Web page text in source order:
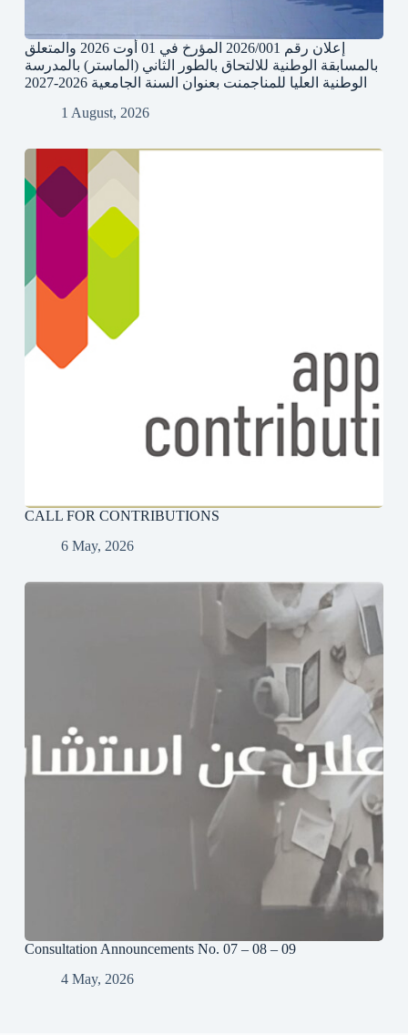
إعلان رقم 2026/001 المؤرخ في 01 أوت 2026 والمتعلق
بالمسابقة الوطنية للالتحاق بالطور الثاني (الماستر) بالمدرسة
الوطنية العليا للمناجمنت بعنوان السنة الجامعية 2026-2027
1 August, 2026
CALL FOR CONTRIBUTIONS
6 May, 2026
Consultation Announcements No. 07 – 08 – 09
4 May, 2026